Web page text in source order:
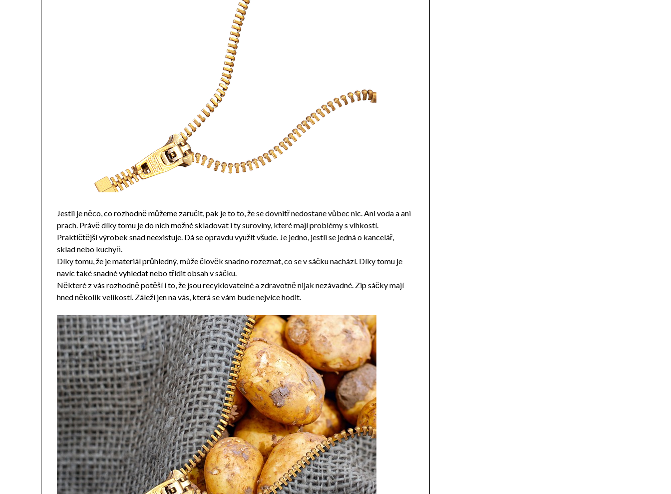
Jestli je něco, co rozhodně můžeme zaručit, pak je to to, že se dovnitř nedostane vůbec nic. Ani voda a ani
prach. Právě díky tomu je do nich možné skladovat i ty suroviny, které mají problémy s vlhkostí.
Praktičtější výrobek snad neexistuje. Dá se opravdu využít všude. Je jedno, jestli se jedná o kancelář,
sklad nebo kuchyň.
Díky tomu, že je materiál průhledný, může člověk snadno rozeznat, co se v sáčku nachází. Díky tomu je
navíc také snadné vyhledat nebo třídit obsah v sáčku.
Některé z vás rozhodně potěší i to, že jsou recyklovatelné a zdravotně nijak nezávadné. Zip sáčky mají
hned několik velikostí. Záleží jen na vás, která se vám bude nejvíce hodit.